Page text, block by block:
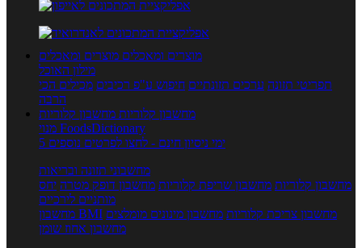
מוצרים ומאכלים מוצרים ומאכלים
מילון האוכל
תפריטי תזונה ערכים תזונתיים חיפוש ע"פ רכיבים מכילים הכי
הרבה
מחשבון קלוריות מחשבון קלוריות
מנוי FoodsDictionary
5 ימי ניסיון חינם - לחצו לפרטים נוספים
מחשבוני תזונה ובריאות
מחשבון קלוריות מחשבון שריפת קלוריות מחשבון דופק מטרה יחס
מותניים לירכיים
מחשבון BMI
מחשבון צריכת קלוריות מחשבון מינונים מומלצים
מחשבון אחוז שומן